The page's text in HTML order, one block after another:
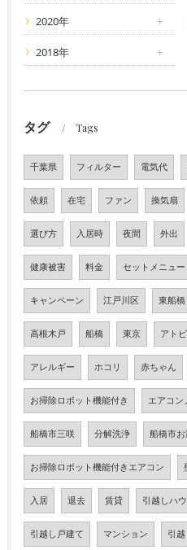
2020年
2018年
タグ Tags
千葉県 フィルター 電気代
依頼 在宅 ファン 換気扇
選び方 入居時 夜間 外出
健康被害 料金 セットメニュー
キャンペーン 江戸川区 東船橋
高根木戸 船橋 東京 アト
アレルギー ホコリ 赤ちゃん
お掃除ロボット機能付き エアコン
船橋市三咲 分解洗浄 船橋市
お掃除ロボット機能付きエアコン
入居 退去 賃貸 引越しハ
引越し戸建て マンション 引